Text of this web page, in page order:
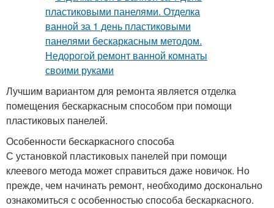
Лучшим вариантом для ремонта является отделка
помещения бескаркасным способом при помощи
пластиковых панелей.
Особенности бескаркасного способа
С установкой пластиковых панелей при помощи
клеевого метода может справиться даже новичок. Но
прежде, чем начинать ремонт, необходимо досконально
ознакомиться с особенностью способа бескаркасного.